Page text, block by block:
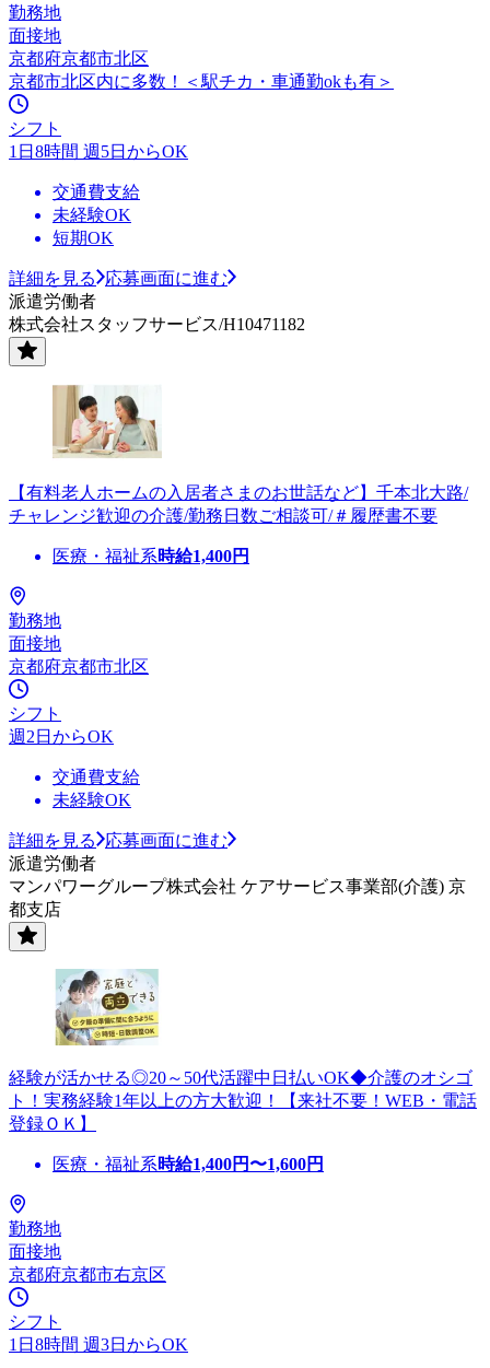
勤務地
面接地
京都府京都市北区
京都市北区内に多数！＜駅チカ・車通勤okも有＞
シフト
1日8時間 週5日からOK
交通費支給
未経験OK
短期OK
詳細を見る
応募画面に進む
派遣労働者
株式会社スタッフサービス/H10471182
【有料老人ホームの入居者さまのお世話など】千本北大路/
チャレンジ歓迎の介護/勤務日数ご相談可/＃履歴書不要
医療・福祉系時給1,400円
勤務地
面接地
京都府京都市北区
シフト
週2日からOK
交通費支給
未経験OK
詳細を見る
応募画面に進む
派遣労働者
マンパワーグループ株式会社 ケアサービス事業部(介護) 京
都支店
経験が活かせる◎20～50代活躍中日払いOK◆介護のオシゴ
ト！実務経験1年以上の方大歓迎！【来社不要！WEB・電話
登録ＯＫ】
医療・福祉系時給1,400円〜1,600円
勤務地
面接地
京都府京都市右京区
シフト
1日8時間 週3日からOK